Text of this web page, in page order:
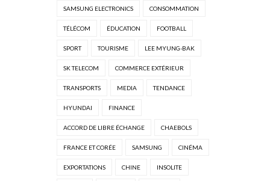
SAMSUNG ELECTRONICS CONSOMMATION
TÉLÉCOM ÉDUCATION FOOTBALL
SPORT TOURISME LEE MYUNG-BAK
SK TELECOM COMMERCE EXTÉRIEUR
TRANSPORTS MEDIA TENDANCE
HYUNDAI FINANCE
ACCORD DE LIBRE ÉCHANGE CHAEBOLS
FRANCE ET CORÉE SAMSUNG CINÉMA
EXPORTATIONS CHINE INSOLITE